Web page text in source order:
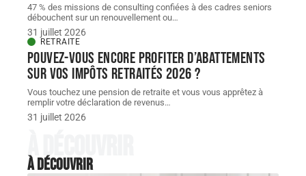
47 % des missions de consulting confiées à des cadres seniors
débouchent sur un renouvellement ou…
31 juillet 2026
RETRAITE
Pouvez-vous encore profiter d’abattements
sur vos impôts retraités 2026 ?
Vous touchez une pension de retraite et vous vous apprêtez à
remplir votre déclaration de revenus…
31 juillet 2026
À découvrir
À découvrir